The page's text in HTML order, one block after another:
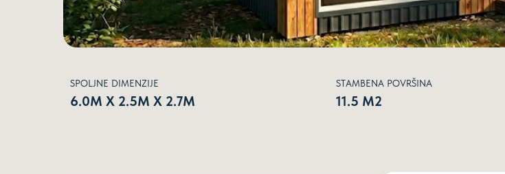
SPOLJNE DIMENZIJE
6.0М Х 2.5М Х 2.7М
STAMBENA POVRŠINA
11.5 М2